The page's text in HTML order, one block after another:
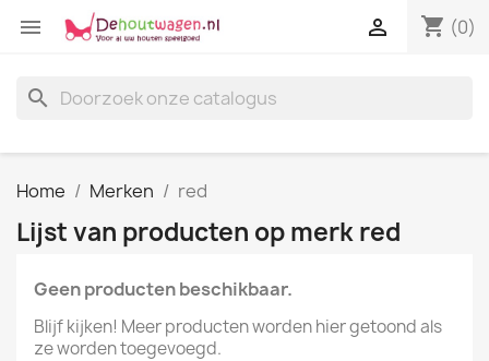
 shopping_cart (0)

search
Home Merken red
Lijst van producten op merk red
Geen producten beschikbaar.
Blijf kijken! Meer producten worden hier getoond als
ze worden toegevoegd.